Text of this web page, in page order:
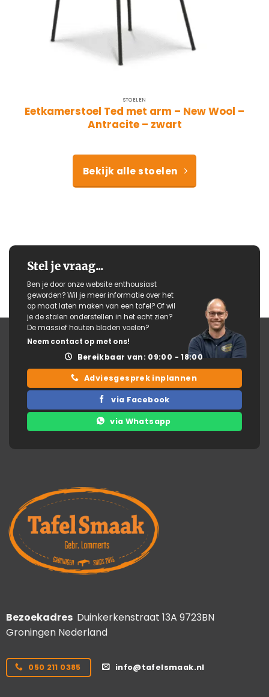
STOELEN
Eetkamerstoel Ted met arm – New Wool –
Antracite – zwart
Bekijk alle stoelen
Stel je vraag...
Ben je door onze website enthousiast
geworden? Wil je meer informatie over het
op maat laten maken van een tafel? Of wil
je de stalen onderstellen in het echt zien?
De massief houten bladen voelen?
Neem contact op met ons!
Bereikbaar van: 09:00 - 18:00
Adviesgesprek inplannen
via Facebook
via Whatsapp
Bezoekadres Duinkerkenstraat 13A 9723BN
Groningen Nederland
050 211 0385 info@tafelsmaak.nl